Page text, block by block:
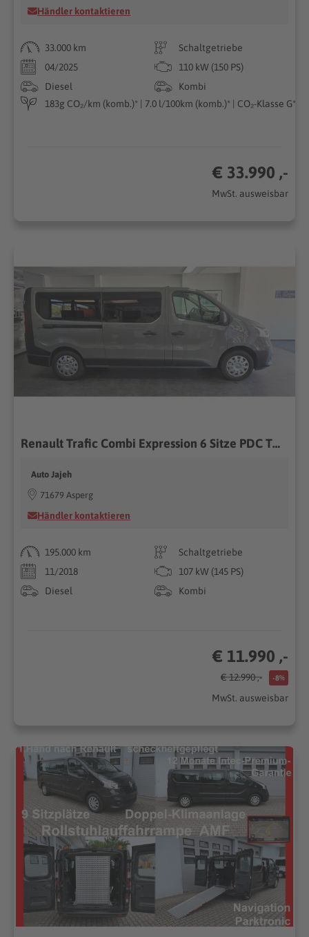
Händler kontaktieren
33.000 km
Schaltgetriebe
04/2025
110 kW (150 PS)
Diesel
Kombi
183g CO₂/km (komb.)* | 7.0 l/100km (komb.)* | CO₂-Klasse G*
€ 33.990 ,-
MwSt. ausweisbar
Renault Trafic Combi Expression 6 Sitze PDC TÜV 03/2028
Auto Jajeh
71679 Asperg
Händler kontaktieren
195.000 km
Schaltgetriebe
11/2018
107 kW (145 PS)
Diesel
Kombi
€ 11.990 ,-
€ 12.990 ,- -8%
MwSt. ausweisbar